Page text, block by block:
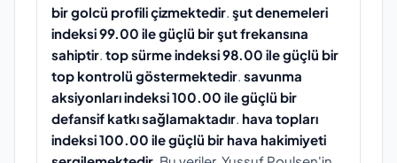
bir golcü profili çizmektedir şut denemeleri
indeksi 99.00 ile güçlü bir şut frekansına
sahiptir top sürme indeksi 98.00 ile güçlü bir
top kontrolü göstermektedir savunma
aksiyonları indeksi 100.00 ile güçlü bir
defansif katkı sağlamaktadır hava topları
indeksi 100.00 ile güçlü bir hava hakimiyeti